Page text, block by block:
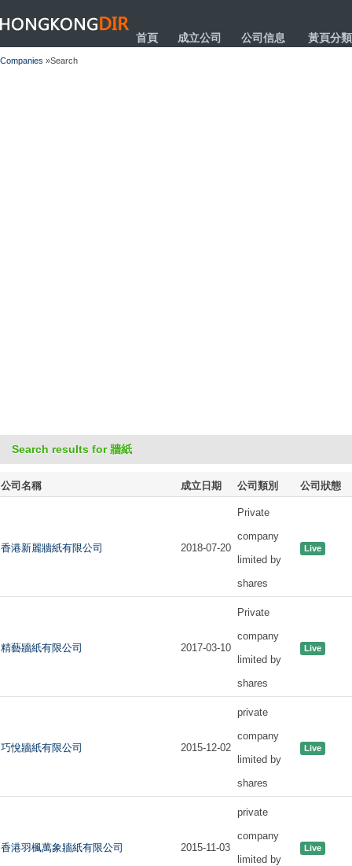
HONGKONGDIR
首頁 成立公司 公司信息 黃頁分類
Companies »Search
Search results for 牆紙
公司名稱 成立日期 公司類別 公司狀態
香港新麗牆紙有限公司 2018-07-20
Private
company
limited by
shares
Live
精藝牆紙有限公司 2017-03-10
Private
company
limited by
shares
Live
巧悅牆紙有限公司 2015-12-02
private
company
limited by
shares
Live
香港羽楓萬象牆紙有限公司 2015-11-03
private
company
limited by
Live